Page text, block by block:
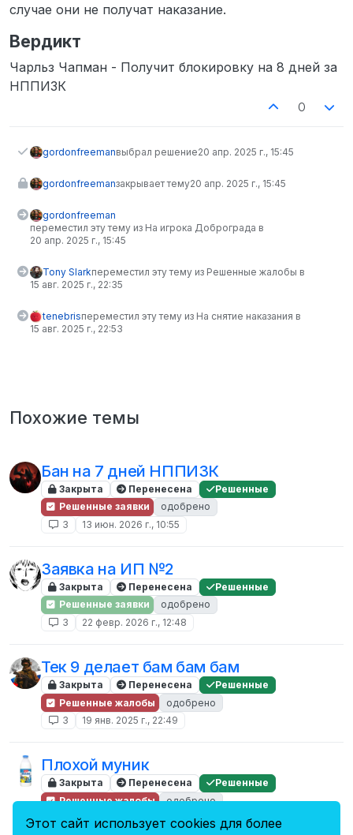
случае они не получат наказание.
Вердикт
Чарльз Чапман - Получит блокировку на 8 дней за
НППИЗК
0
gordonfreemanвыбрал решение20 апр. 2025 г., 15:45
gordonfreemanзакрывает тему20 апр. 2025 г., 15:45
gordonfreeman
переместил эту тему из На игрока Доброграда в
20 апр. 2025 г., 15:45
Tony Slarkпереместил эту тему из Решенные жалобы в
15 авг. 2025 г., 22:35
tenebrisпереместил эту тему из На снятие наказания в
15 авг. 2025 г., 22:53
Похожие темы
Бан на 7 дней НППИЗК
Закрыта Перенесена
Решенные
Решенные заявки
одобрено
3
13 июн. 2026 г., 10:55
Заявка на ИП №2
Закрыта Перенесена
Решенные
Решенные заявки
одобрено
3
22 февр. 2026 г., 12:48
Тек 9 делает бам бам бам
Закрыта Перенесена
Решенные
Решенные жалобы
одобрено
3
19 янв. 2025 г., 22:49
Плохой муник
Закрыта Перенесена
Решенные
Решенные жалобы
одобрено
3
26 дек. 2024 г., 08:31
Этот сайт использует cookies для более